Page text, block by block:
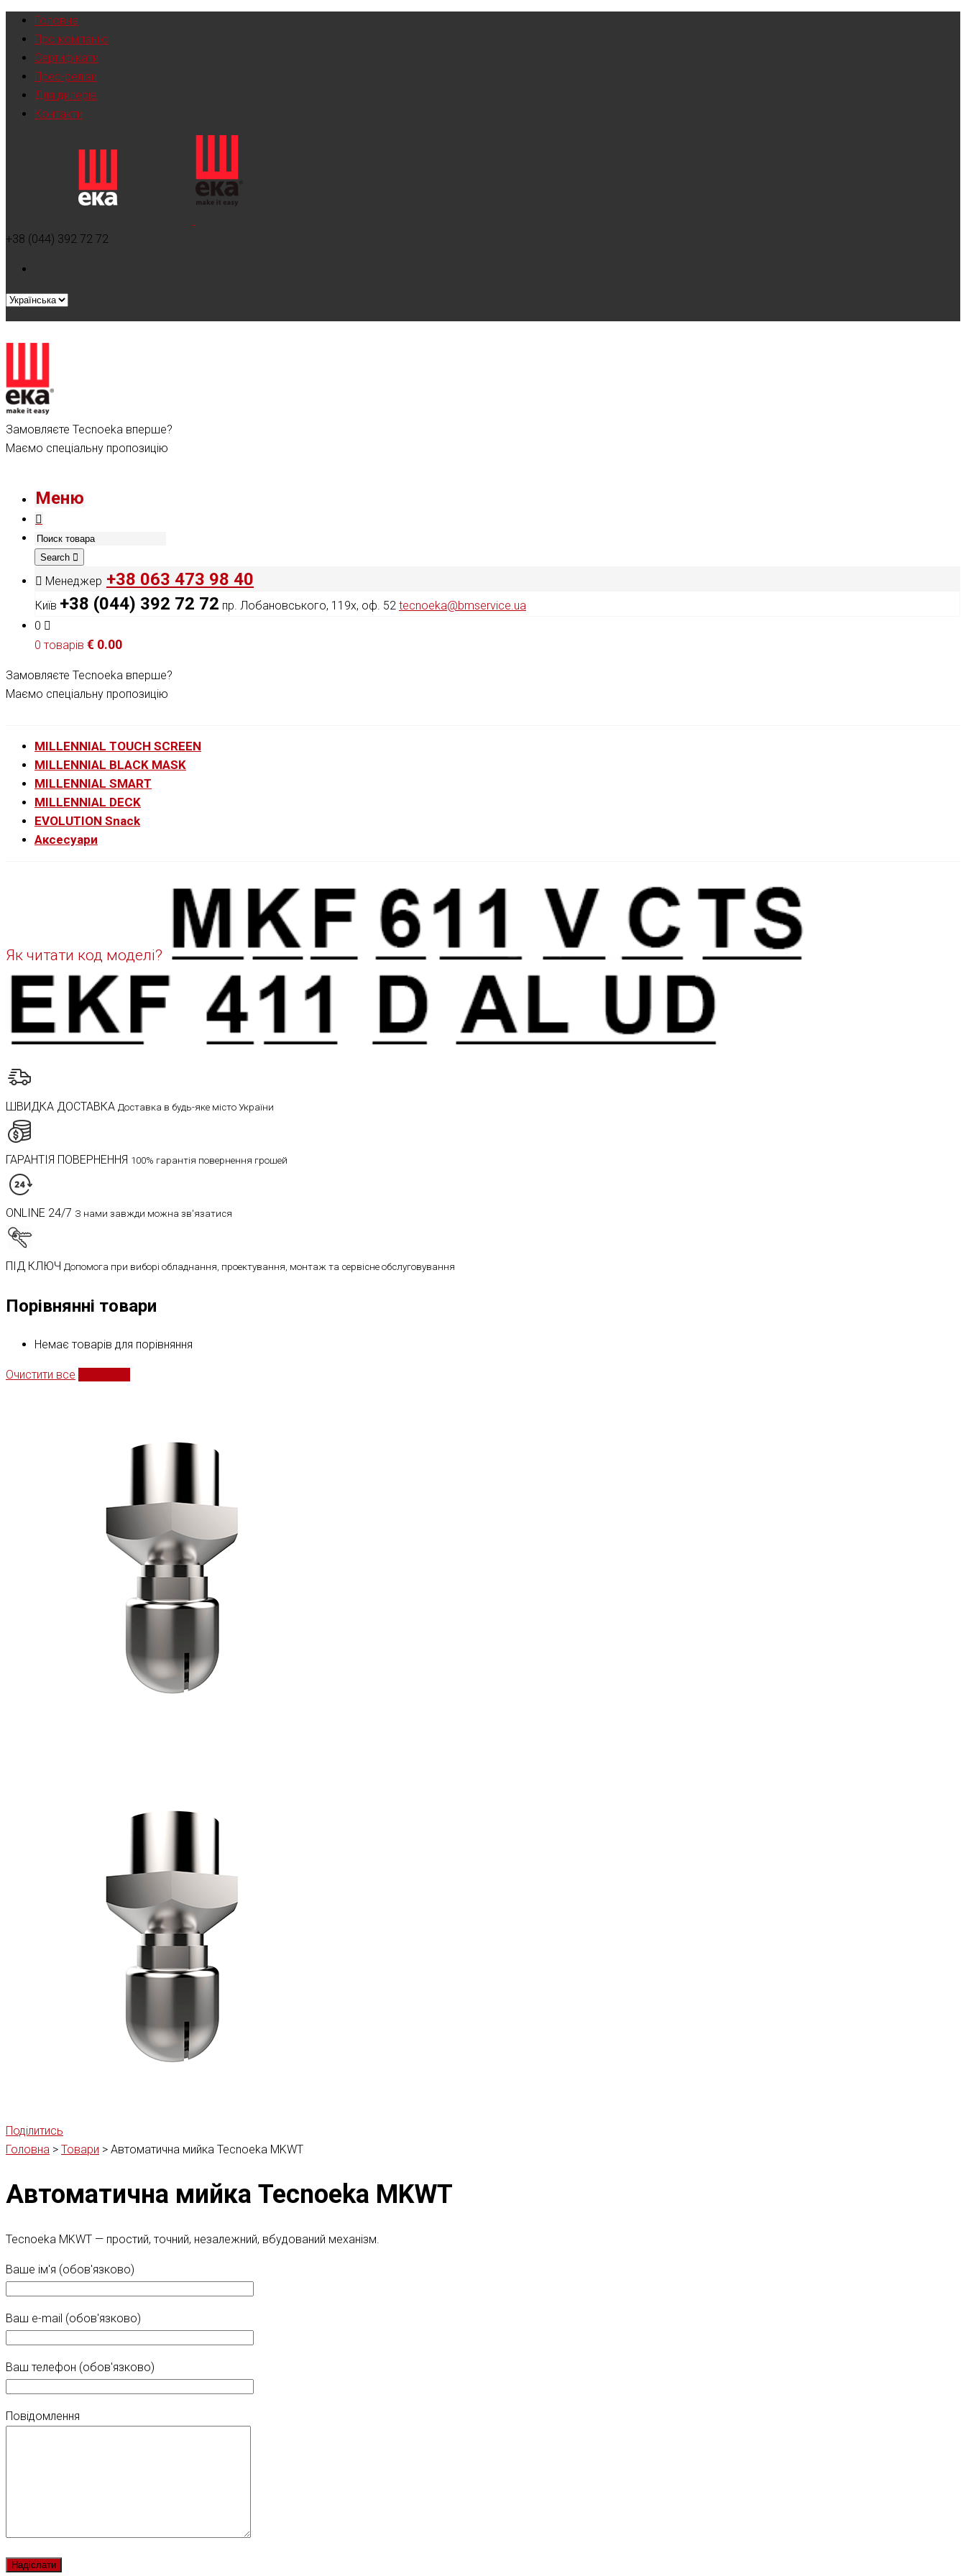
Головна
Про компанію
Сертифікати
Прес-релізи
Для дилерів
Контакти
+38 (044) 392 72 72
Замовляєте Tecnoeka вперше?
Маємо спеціальну пропозицію
Меню
Search
Менеджер +38 063 473 98 40
Київ +38 (044) 392 72 72 пр. Лобановського, 119х, оф. 52 tecnoeka@bmservice.ua
0
0 товарів € 0.00
Замовляєте Tecnoeka вперше?
Маємо спеціальну пропозицію
MILLENNIAL TOUCH SCREEN
MILLENNIAL BLACK MASK
MILLENNIAL SMART
MILLENNIAL DECK
EVOLUTION Snack
Аксесуари
Як читати код моделі?
ШВИДКА ДОСТАВКА Доставка в будь-яке місто України
ГАРАНТІЯ ПОВЕРНЕННЯ 100% гарантія повернення грошей
ONLINE 24/7 З нами завжди можна зв'язатися
ПІД КЛЮЧ Допомога при виборі обладнання, проектування, монтаж та сервісне обслуговування
Порівнянні товари
Немає товарів для порівняння
Очистити все
Поділитись
Головна > Товари > Автоматична мийка Tecnoeka MKWT
Автоматична мийка Tecnoeka MKWT
Tecnoeka MKWT — простий, точний, незалежний, вбудований механізм.
Ваше ім'я (обов'язково)
Ваш e-mail (обов'язково)
Ваш телефон (обов'язково)
Повідомлення